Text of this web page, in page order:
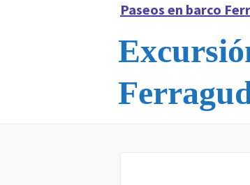
Paseos en barco